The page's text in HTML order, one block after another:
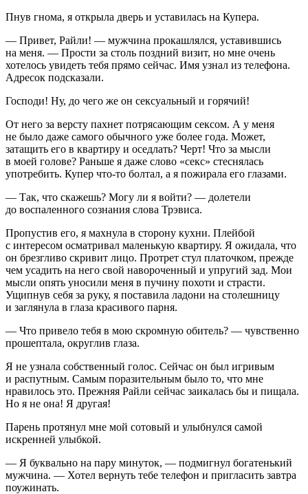
Пнув гнома, я открыла дверь и уставилась на Купера.
— Привет, Райли! — мужчина прокашлялся, уставившись
на меня. — Прости за столь поздний визит, но мне очень
хотелось увидеть тебя прямо сейчас. Имя узнал из телефона.
Адресок подсказали.
Господи! Ну, до чего же он сексуальный и горячий!
От него за версту пахнет потрясающим сексом. А у меня
не было даже самого обычного уже более года. Может,
затащить его в квартиру и оседлать? Черт! Что за мысли
в моей голове? Раньше я даже слово «секс» стеснялась
употребить. Купер что-то болтал, а я пожирала его глазами.
— Так, что скажешь? Могу ли я войти? — долетели
до воспаленного сознания слова Трэвиса.
Пропустив его, я махнула в сторону кухни. Плейбой
с интересом осматривал маленькую квартиру. Я ожидала, что
он брезгливо скривит лицо. Протрет стул платочком, прежде
чем усадить на него свой навороченный и упругий зад. Мои
мысли опять уносили меня в пучину похоти и страсти.
Ущипнув себя за руку, я поставила ладони на столешницу
и заглянула в глаза красивого парня.
— Что привело тебя в мою скромную обитель? — чувственно
прошептала, округлив глаза.
Я не узнала собственный голос. Сейчас он был игривым
и распутным. Самым поразительным было то, что мне
нравилось это. Прежняя Райли сейчас заикалась бы и пищала.
Но я не она! Я другая!
Парень протянул мне мой сотовый и улыбнулся самой
искренней улыбкой.
— Я буквально на пару минуток, — подмигнул богатенький
мужчина. — Хотел вернуть тебе телефон и пригласить завтра
поужинать.